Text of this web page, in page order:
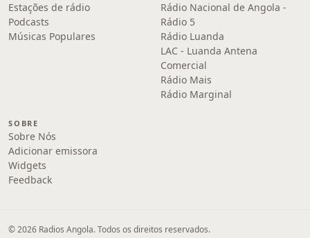
Estações de rádio
Podcasts
Músicas Populares
Rádio Nacional de Angola -
Rádio 5
Rádio Luanda
LAC - Luanda Antena
Comercial
Rádio Mais
Rádio Marginal
SOBRE
Sobre Nós
Adicionar emissora
Widgets
Feedback
© 2026 Radios Angola. Todos os direitos reservados.